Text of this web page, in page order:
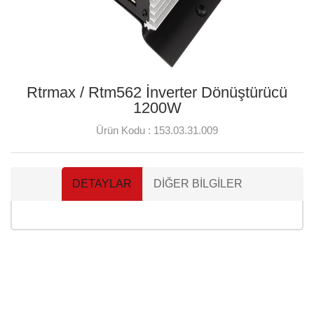
Rtrmax / Rtm562 İnverter Dönüştürücü
1200W
Ürün Kodu : 153.03.31.009
DETAYLAR DIĞER BILGILER